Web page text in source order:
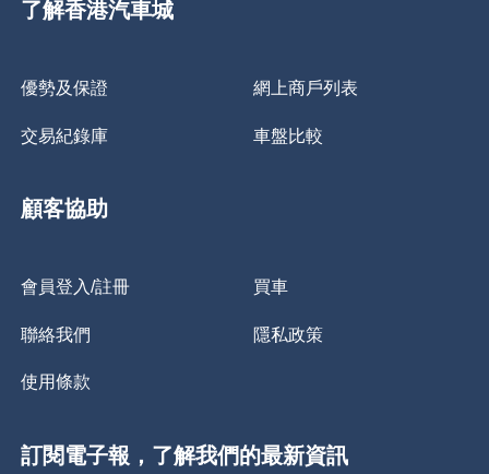
了解香港汽車城
優勢及保證 網上商戶列表
交易紀錄庫 車盤比較
顧客協助
會員登入/註冊 買車
聯絡我們 隱私政策
使用條款
訂閱電子報，了解我們的最新資訊